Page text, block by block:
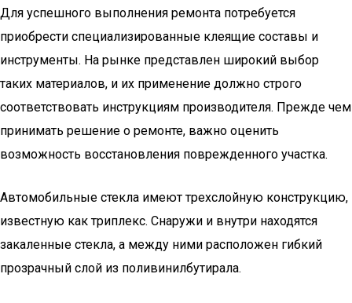
Для успешного выполнения ремонта потребуется
приобрести специализированные клеящие составы и
инструменты. На рынке представлен широкий выбор
таких материалов, и их применение должно строго
соответствовать инструкциям производителя. Прежде чем
принимать решение о ремонте, важно оценить
возможность восстановления поврежденного участка.
Автомобильные стекла имеют трехслойную конструкцию,
известную как триплекс. Снаружи и внутри находятся
закаленные стекла, а между ними расположен гибкий
прозрачный слой из поливинилбутирала.